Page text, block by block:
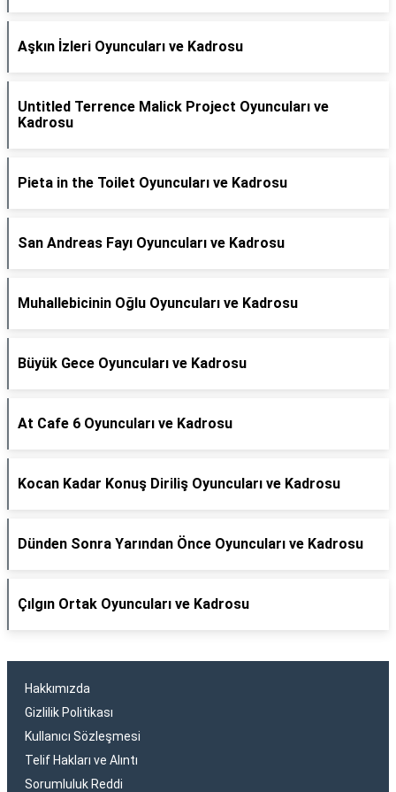
Aşkın İzleri Oyuncuları ve Kadrosu
Untitled Terrence Malick Project Oyuncuları ve
Kadrosu
Pieta in the Toilet Oyuncuları ve Kadrosu
San Andreas Fayı Oyuncuları ve Kadrosu
Muhallebicinin Oğlu Oyuncuları ve Kadrosu
Büyük Gece Oyuncuları ve Kadrosu
At Cafe 6 Oyuncuları ve Kadrosu
Kocan Kadar Konuş Diriliş Oyuncuları ve Kadrosu
Dünden Sonra Yarından Önce Oyuncuları ve Kadrosu
Çılgın Ortak Oyuncuları ve Kadrosu
Hakkımızda
Gizlilik Politikası
Kullanıcı Sözleşmesi
Telif Hakları ve Alıntı
Sorumluluk Reddi